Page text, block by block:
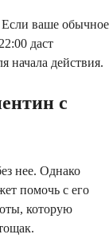
Если ваше обычное
даст
начала действия.
с
нее. Однако
помочь с его
которую